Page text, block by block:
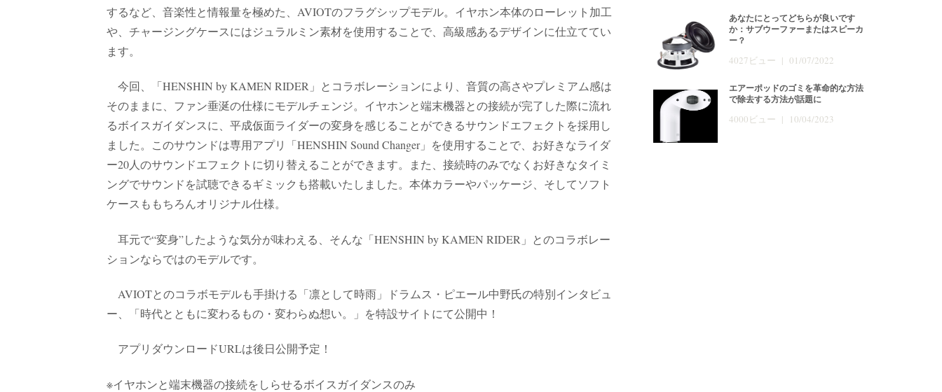
するなど、音楽性と情報量を極めた、AVIOTのフラグシップモデル。イヤホン本体のローレット加工
や、チャージングケースにはジュラルミン素材を使用することで、高級感あるデザインに仕立ててい
ます。
今回、「HENSHIN by KAMEN RIDER」とコラボレーションにより、音質の高さやプレミアム感は
そのままに、ファン垂涎の仕様にモデルチェンジ。イヤホンと端末機器との接続が完了した際に流れ
るボイスガイダンスに、平成仮面ライダーの変身を感じることができるサウンドエフェクトを採用し
ました。このサウンドは専用アプリ「HENSHIN Sound Changer」を使用することで、お好きなライダ
ー20人のサウンドエフェクトに切り替えることができます。また、接続時のみでなくお好きなタイミ
ングでサウンドを試聴できるギミックも搭載いたしました。本体カラーやパッケージ、そしてソフト
ケースももちろんオリジナル仕様。
耳元で“変身”したような気分が味わえる、そんな「HENSHIN by KAMEN RIDER」とのコラボレー
ションならではのモデルです。
AVIOTとのコラボモデルも手掛ける「凛として時雨」ドラムス・ピエール中野氏の特別インタビュ
ー、「時代とともに変わるもの・変わらぬ想い。」を特設サイトにて公開中！
アプリダウンロードURLは後日公開予定！
※イヤホンと端末機器の接続をしらせるボイスガイダンスのみ
あなたにとってどちらが良いです
か：サブウーファーまたはスピーカ
ー？
4027ビュー | 01/07/2022
エアーポッドのゴミを革命的な方法
で除去する方法が話題に
4000ビュー | 10/04/2023